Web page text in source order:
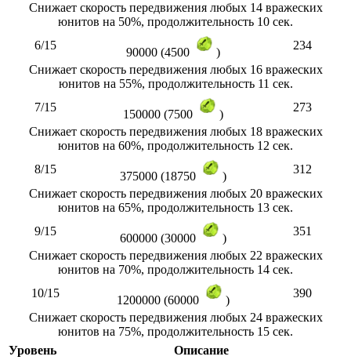
Снижает скорость передвижения любых 14 вражеских
юнитов на 50%, продолжительность 10 сек.
6/15
90000 (4500 )
234
Снижает скорость передвижения любых 16 вражеских
юнитов на 55%, продолжительность 11 сек.
7/15
150000 (7500 )
273
Снижает скорость передвижения любых 18 вражеских
юнитов на 60%, продолжительность 12 сек.
8/15
375000 (18750 )
312
Снижает скорость передвижения любых 20 вражеских
юнитов на 65%, продолжительность 13 сек.
9/15
600000 (30000 )
351
Снижает скорость передвижения любых 22 вражеских
юнитов на 70%, продолжительность 14 сек.
10/15
1200000 (60000 )
390
Снижает скорость передвижения любых 24 вражеских
юнитов на 75%, продолжительность 15 сек.
Уровень
Описание